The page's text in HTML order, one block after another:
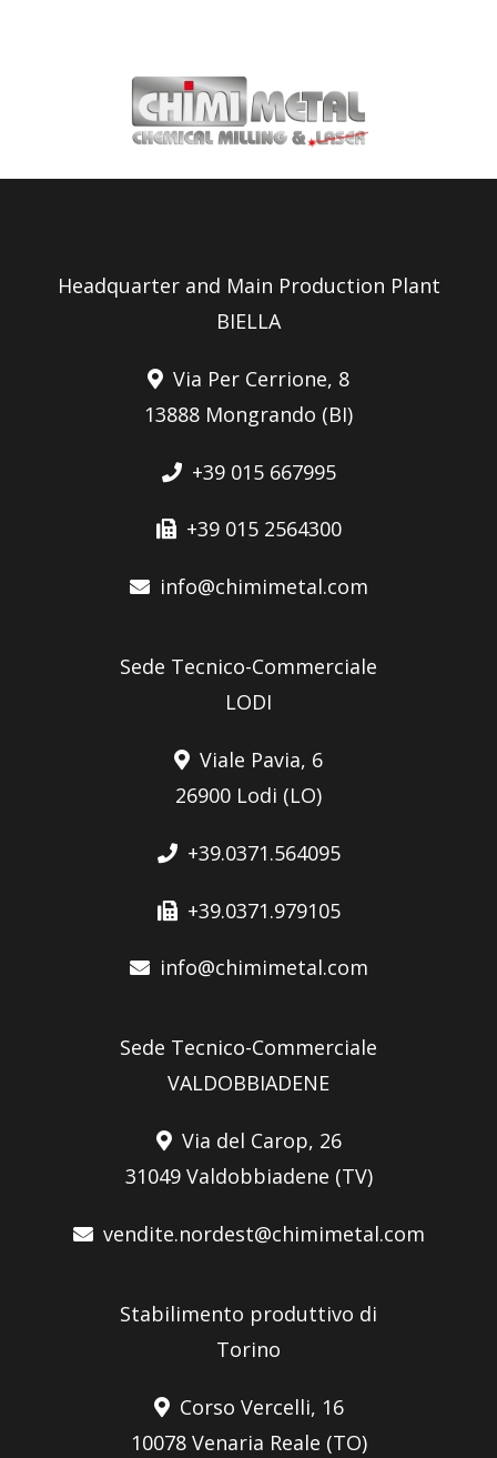
Headquarter and Main Production Plant
BIELLA
Via Per Cerrione, 8
13888 Mongrando (BI)
+39 015 667995
+39 015 2564300
info@chimimetal.com
Sede Tecnico-Commerciale
LODI
Viale Pavia, 6
26900 Lodi (LO)
+39.0371.564095
+39.0371.979105
info@chimimetal.com
Sede Tecnico-Commerciale
VALDOBBIADENE
Via del Carop, 26
31049 Valdobbiadene (TV)
vendite.nordest@chimimetal.com
Stabilimento produttivo di
Torino
Corso Vercelli, 16
10078 Venaria Reale (TO)